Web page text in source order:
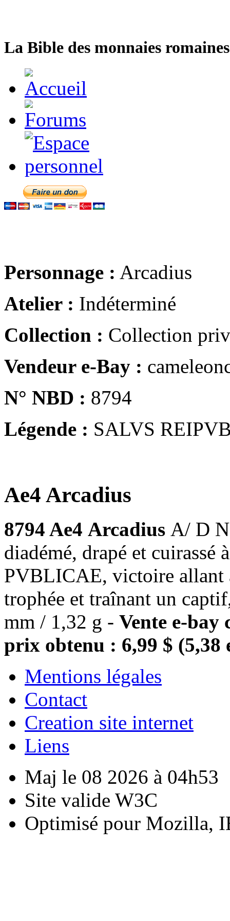
La Bible des monnaies
Personnage : Arcadius
Atelier : Indéterminé
Collection : Collection
Vendeur e-Bay :
N° NBD : 8794
Légende : SALVS
Ae4 Arcadius
8794 Ae4 Arcadius A/ D
diadémé, drapé et
PVBLICAE, victoire allant
trophée et traînant un
mm / 1,32 g - Vente e-bay
prix obtenu : 6,99 $ (5,38
Mentions légales
Contact
Creation site internet
Liens
Maj le 08 2026 à 04h53
Site valide W3C
Optimisé pour Mozilla,